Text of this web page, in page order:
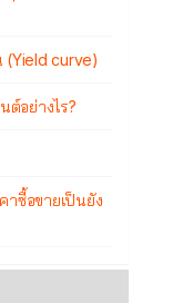
(Yield curve)
ต์อย่างไร?
ซื้อขายเป็นยัง